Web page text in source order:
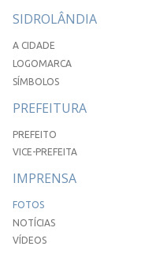
SIDROLÂNDIA
A CIDADE
LOGOMARCA
SÍMBOLOS
PREFEITURA
PREFEITO
VICE-PREFEITA
IMPRENSA
FOTOS
NOTÍCIAS
VÍDEOS